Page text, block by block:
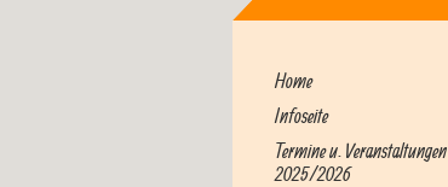
Home
Infoseite
Termine u. Veranstaltungen
2025/2026